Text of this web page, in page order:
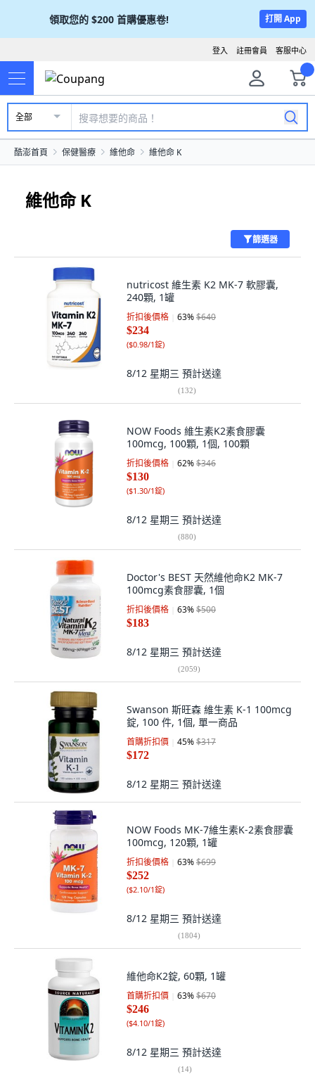
領取您的 $200 首購優惠卷! 打開 App
客服中心
註冊會員
登入
全部
酷澎首頁 保健醫療 維他命 維他命 K
維他命 K
篩選器
nutricost 維生素 K2 MK-7 軟膠囊,
240顆, 1罐
折扣後價格 63%$640
$234
($0.98/1錠)
8/12 星期三 預計送達
(132)
NOW Foods 維生素K2素食膠囊
100mcg, 100顆, 1個, 100顆
折扣後價格 62%$346
$130
($1.30/1錠)
8/12 星期三 預計送達
(880)
Doctor's BEST 天然維他命K2 MK-7
100mcg素食膠囊, 1個
折扣後價格 63%$500
$183
8/12 星期三 預計送達
(2059)
Swanson 斯旺森 維生素 K-1 100mcg
錠, 100 件, 1個, 單一商品
首購折扣價 45%$317
$172
8/12 星期三 預計送達
NOW Foods MK-7維生素K-2素食膠囊
100mcg, 120顆, 1罐
折扣後價格 63%$699
$252
($2.10/1錠)
8/12 星期三 預計送達
(1804)
維他命K2錠, 60顆, 1罐
首購折扣價 63%$670
$246
($4.10/1錠)
8/12 星期三 預計送達
(14)